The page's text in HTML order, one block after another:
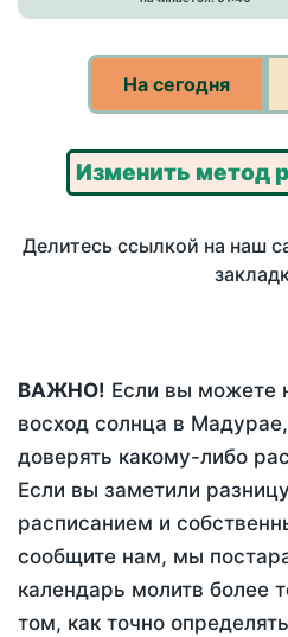
На сегодня
Изменить метод
Делитесь ссылкой на наш
ВАЖНО! Если вы можете
восход солнца в
доверять какому-либо
Если вы заметили
расписанием и
сообщите нам, мы
календарь молитв более
том, как точно